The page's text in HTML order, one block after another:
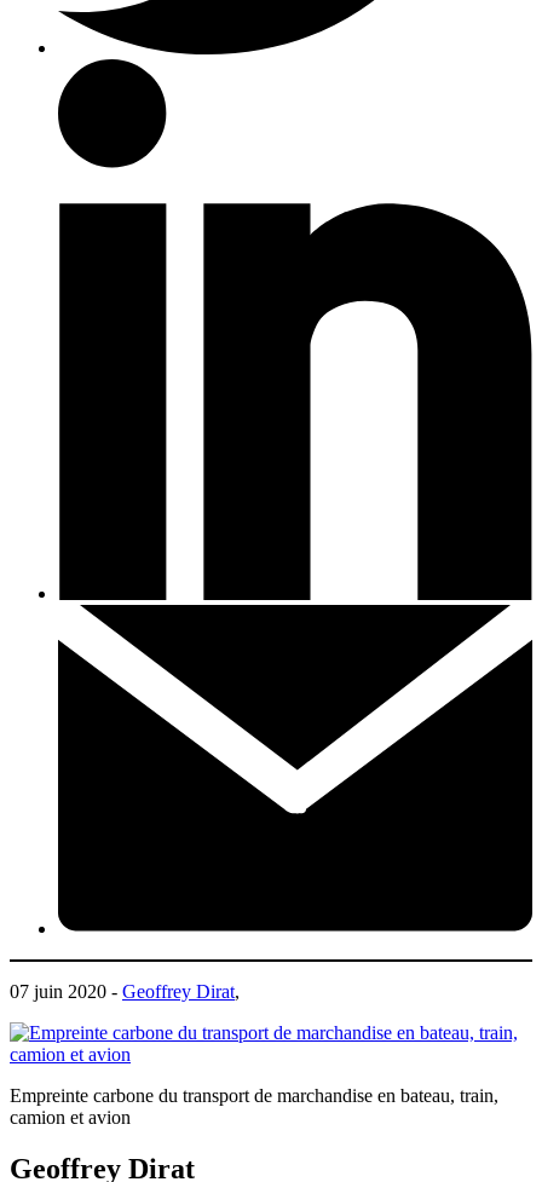
07 juin 2020 - Geoffrey Dirat,
Empreinte carbone du transport de marchandise en bateau, train,
camion et avion
Geoffrey Dirat